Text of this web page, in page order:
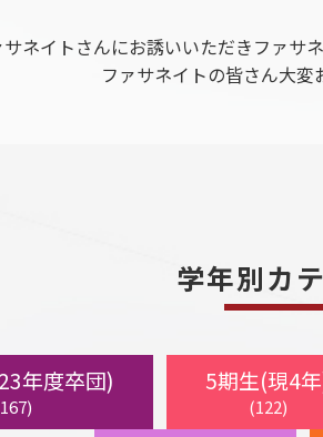
サネイトさんにお誘いいただきファサ
ファサネイトの皆さん大変
学年別カ
年度卒団) 5期生(現4
(122)